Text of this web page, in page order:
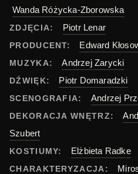
Wanda Różycka-Zborowska
ZDJĘCIA: Piotr Lenar
PRODUCENT: Edward
MUZYKA: Andrzej Zarycki
DŹWIĘK: Piotr Domaradzki
SCENOGRAFIA: Andrzej
DEKORACJA WNĘTRZ:
Szubert
KOSTIUMY: Elżbieta Radke
CHARAKTERYZACJA: